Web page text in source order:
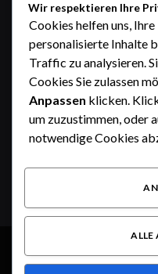
Juni 25,
© 2026 Alle Rechte
Wir respektieren Ihre
Cookies helfen uns,
personalisierte Inhalte
Traffic zu analysieren.
Cookies Sie zulassen
Anpassen klicken.
um zuzustimmen, oder
notwendige Cookies
ALLE